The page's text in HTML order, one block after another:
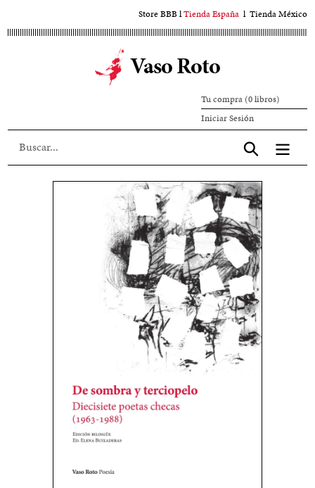
al
Store BBBlTienda España l Tienda México
Vaso Roto
Tu compra (0 libros)
Iniciar SesiónIniciar
sesión
Aceptar